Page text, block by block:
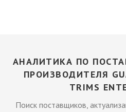
АНАЛИТИКА ПО
ПРОИЗВОДИТЕЛЯ
TRIMS
Поиск поставщиков,